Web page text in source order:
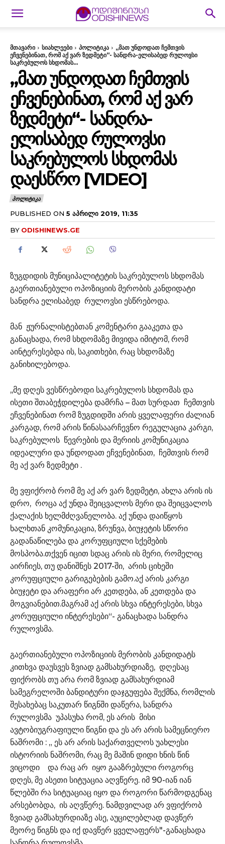
მთავარი სიახლეები პოლიტიკა
„მათ უნდოდათ ჩემთვის
ეჩვენებინათ, რომ აქ ვარ ზედმეტი“- სანდრა-ელისაბედ რულოვსი
საკრებულოს სხდომას...
„ᲛᲐᲗ ᲣᲜᲓᲝᲓᲐᲗ ᲩᲔᲛᲗᲕᲘᲡ
ᲔᲩᲕᲔᲜᲔᲑᲘᲜᲐᲗ, ᲠᲝᲛ ᲐᲥ ᲕᲐᲠ
ᲖᲔᲓᲛᲔᲢᲘ“- ᲡᲐᲜᲓᲠᲐ-
ᲔᲚᲘᲡᲐᲑᲔᲓ ᲠᲣᲚᲝᲕᲡᲘ
ᲡᲐᲙᲠᲔᲑᲣᲚᲝᲡ ᲡᲮᲓᲝᲛᲐᲡ
ᲓᲐᲔᲡᲬᲠᲝ [VIDEO]
ᲞᲝᲚᲘᲢᲘᲙᲐ
PUBLISHED ON 5 ᲐᲞᲠᲘᲚᲘ 2019, 11:35
BY ODISHINEWS.GE
ზუგდიდის მუნიციპალიტეტის საკრებულოს სხდომას
გაერთიანებული ოპოზიციის მერობის კანდიდატი
სანდრა ელისაბედ რულოვსი ესწრებოდა.
მან ჟურნალისტებთან კომენტარი გააკეთა და
განაცხადა, რომ სხდომაზე მივიდა იმიტომ, რომ
აინტერესებდა ის, საკითხები, რაც სხდომაზე
განიხილებოდა.
,,მე დღეს ვესწრებოდი საკრებულოს სხდომას და
ისეთი შთაბეჭდილება დამრჩა – მათ სურდათ ჩემთვის
ეჩვენებინათ რომ ზუგდიდში არის ყველაფერი ძალიან
კარგად, რომ არის წინასაარჩევნო რეგულაცია კარგი,
საკრებულოს წევრების და მერიის კომუნიკაცია
იდეალური და უნდოდათ ეჩვენებინათ, ჩემთვის რომ
მე აქ ვარ ზედმეტი .
მე ვფიქრობ რომ მე აქ არ ვარ ზედმეტი, ახლა არის ის
დრო, როცა აქ უნდა შეიცვალოს მერი და შეიცვალოს
ქალაქის ხელმძღვანელობა. აქ უნდა დაიწყოს
ხალხთან კომუნიკაცია, ზრუნვა, ბიუჯეტის სწორი
გადანაწილება და კორუფციული სქემების
მოსპობა.თქვენ იცით სდაც არის ის მერი, რომელიც
აირჩიეს, თუ დანიშნეს 2017-ში, არის ციხეში
კორუფციული გარიგებების გამო.აქ არის კარგი
ბიუჯეტი და არაფერი არ კეთდება, ან კეთდება და
მოგვიანებით.მაგრამ აქ არის სხვა ინტერესები, სხვა
კორუფციული ინტერესები“- განაცხადა სანდრა
რულოვსმა.
გაერთიანებული ოპოზიციის მერობის კანდიდატს
კითხვა დაუსვეს ზვიად გამსახურდიაზე, დღესაც
ფიქრობს თუ არა რომ ზვიად გამსახურდიამ
სამეგრელოში ბანდიტური დაჯგუფება შექმნა, რომლის
შესახებაც საკუთარ წიგნში დაწერა, სანდრა
რულოვსმა უპასუხა რომ, ეს არის მისი
ავტობიუგრაფიული წიგნი და ეს არ არის სამეცნიერო
ნაშრომი : „ ეს არ არის საქართველოს უახლესი
ისტორიის ნაშრომი, რაც მე მაშინ დიდი ხნის წინ
ვიცოდი და რაც არ იყო გააზრებული როგორც
დღეს, მე ასეთი სიტუაცია აღვწერე. იმ 90-იან იან
წლებში რა სიტუაციაც იყო და როგორი წარმოდგენაც
არსებობდა, ის აღვწერე. ნამდვილად არ ვფიქრობ
ზვიად გამსახურდიაზე ასე, აუცილებლად დავწერ
მეორე წიგნს და იქ დავწერ ყველაფერს"-განაცხადა